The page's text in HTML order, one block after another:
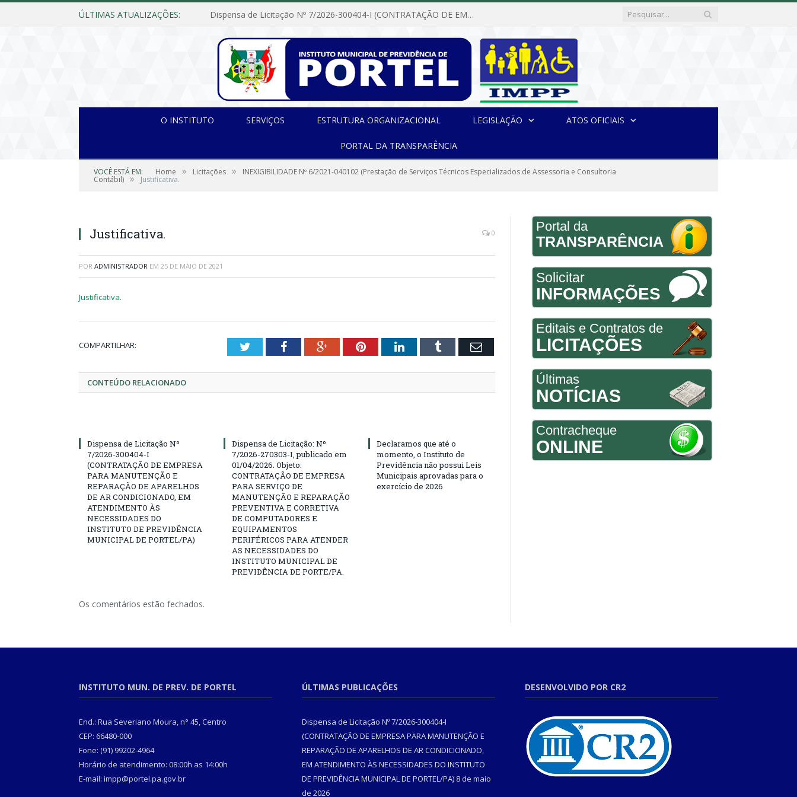
ÚLTIMAS ATUALIZAÇÕES: Dispensa de Licitação Nº 7/2026-300404-I (CONTRATAÇÃO DE EMPRESA PARA MANUTENÇÃO E REPARAÇÃO DE APARELHOS DE AR CONDICIONADO, EM ATENDIMENTO ÀS NECESSIDADES DO INSTITUTO DE PREVIDÊNCIA MUNICIPAL DE PORTEL/PA)
O INSTITUTO SERVIÇOS ESTRUTURA ORGANIZACIONAL LEGISLAÇÃO ATOS OFICIAIS
PORTAL DA TRANSPARÊNCIA
VOCÊ ESTÁ EM: Home » Licitações » INEXIGIBILIDADE Nº 6/2021-040102 (Prestação de Serviços Técnicos Especializados de Assessoria e Consultoria
Contábil) » Justificativa.
Justificativa. 0
POR ADMINISTRADOR EM 25 DE MAIO DE 2021
Justificativa.
COMPARTILHAR: TwitterFacebookGoogle+PinterestLinkedInTumblr Email
CONTEÚDO RELACIONADO
Dispensa de Licitação Nº
7/2026-300404-I
(CONTRATAÇÃO DE EMPRESA
PARA MANUTENÇÃO E
REPARAÇÃO DE APARELHOS
DE AR CONDICIONADO, EM
ATENDIMENTO ÀS
NECESSIDADES DO
INSTITUTO DE PREVIDÊNCIA
MUNICIPAL DE PORTEL/PA)
Dispensa de Licitação: Nº
7/2026-270303-I, publicado em
01/04/2026. Objeto:
CONTRATAÇÃO DE EMPRESA
PARA SERVIÇO DE
MANUTENÇÃO E REPARAÇÃO
PREVENTIVA E CORRETIVA
DE COMPUTADORES E
EQUIPAMENTOS
PERIFÉRICOS PARA ATENDER
AS NECESSIDADES DO
INSTITUTO MUNICIPAL DE
PREVIDÊNCIA DE PORTE/PA.
Declaramos que até o
momento, o Instituto de
Previdência não possui Leis
Municipais aprovadas para o
exercício de 2026
Os comentários estão fechados.
Portal da
TRANSPARÊNCIA
Solicitar
INFORMAÇÕES
Editais e Contratos de
LICITAÇÕES
Últimas
NOTÍCIAS
Contracheque
ONLINE
INSTITUTO MUN. DE PREV. DE PORTEL
End.: Rua Severiano Moura, n° 45, Centro
CEP: 66480-000
Fone: (91) 99202-4964
Horário de atendimento: 08:00h as 14:00h
E-mail: impp@portel.pa.gov.br
ÚLTIMAS PUBLICAÇÕES
Dispensa de Licitação Nº 7/2026-300404-I
(CONTRATAÇÃO DE EMPRESA PARA MANUTENÇÃO E
REPARAÇÃO DE APARELHOS DE AR CONDICIONADO,
EM ATENDIMENTO ÀS NECESSIDADES DO INSTITUTO
DE PREVIDÊNCIA MUNICIPAL DE PORTEL/PA) 8 de maio
de 2026
DESENVOLVIDO POR CR2